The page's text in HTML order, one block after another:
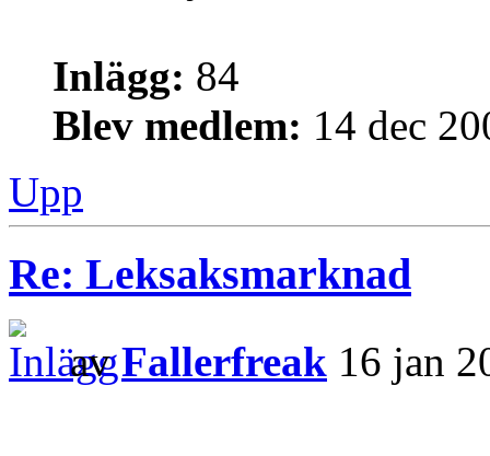
Inlägg: 84
Blev medlem: 14 dec
Upp
Re: Leksaksmarknad
avFallerfreak 16 jan